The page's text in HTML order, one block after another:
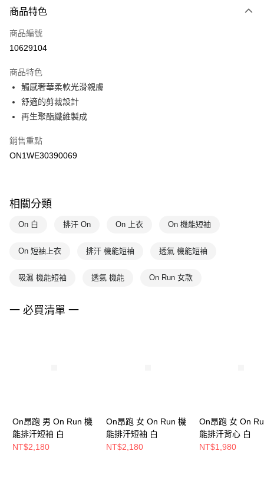
Apple Pay
悠遊付
7-11取貨(快速到店)
每筆NT$100，滿NT$1,500(含以上)免運費
宅配-本島
每筆NT$100，滿NT$1,500(含以上)免運費
商品特色
商品編號
10629104
商品特色
觸感奢華柔軟光滑親膚
舒適的剪裁設計
再生聚酯纖維製成
銷售重點
ON1WE30390069
相關分類
On 白 排汗 On On 上衣 On 機能短袖
On 短袖上衣 排汗 機能短袖 透氣 機能短袖
吸濕 機能短袖 透氣 機能 On Run 女款
一 必買清單 一
On昂跑 男 On Run 機
能排汗短袖 白
NT$2,180
On昂跑 女 On Run 機
能排汗短袖 白
NT$2,180
On昂跑 女 On
能排汗背心 白
NT$1,980